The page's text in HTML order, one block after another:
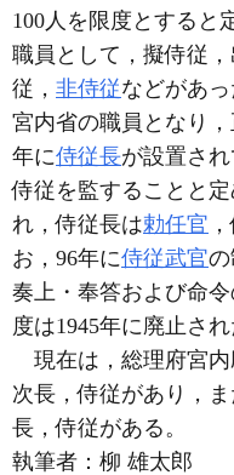
100人を限度とすると
職員として，擬侍従
従， 非侍従などがあ
宮内省の職員となり
年に侍従長が設置さ
侍従を監することと
れ，侍従長は勅任官
お，96年に侍従武官
奏上・奉答および命
度は1945年に廃止され
現在は，総理府宮内
次長，侍従があり，ま
長，侍従がある。
執筆者： 柳 雄太郎